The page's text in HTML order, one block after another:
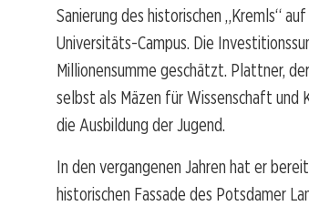
Sanierung des historischen „Kremls“
Universitäts-Campus. Die
Millionensumme geschätzt. Plattner,
selbst als Mäzen für Wissenschaft und
die Ausbildung der Jugend.
In den vergangenen Jahren hat er
historischen Fassade des Potsdamer